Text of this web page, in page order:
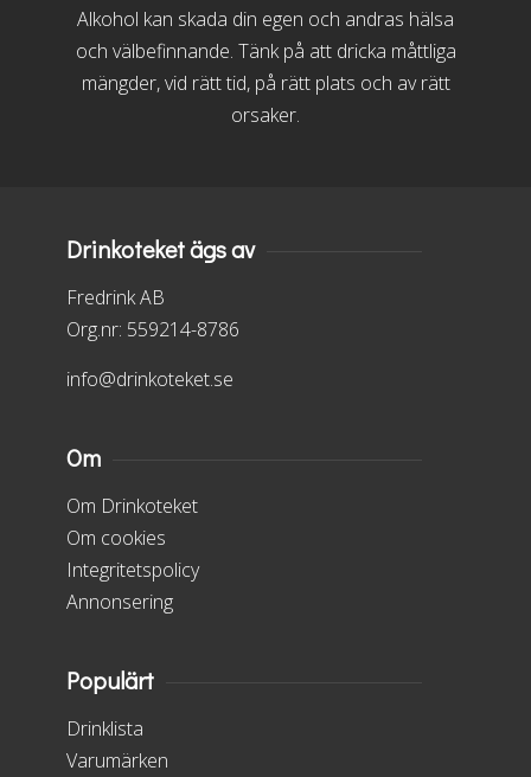
Alkohol kan skada din egen och andras hälsa
och välbefinnande. Tänk på att dricka måttliga
mängder, vid rätt tid, på rätt plats och av rätt
orsaker.
Drinkoteket ägs av
Fredrink AB
Org.nr: 559214-8786
info@drinkoteket.se
Om
Om Drinkoteket
Om cookies
Integritetspolicy
Annonsering
Populärt
Drinklista
Varumärken